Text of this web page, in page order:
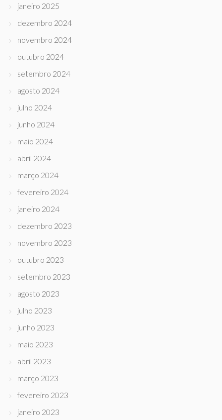
janeiro 2025
dezembro 2024
novembro 2024
outubro 2024
setembro 2024
agosto 2024
julho 2024
junho 2024
maio 2024
abril 2024
março 2024
fevereiro 2024
janeiro 2024
dezembro 2023
novembro 2023
outubro 2023
setembro 2023
agosto 2023
julho 2023
junho 2023
maio 2023
abril 2023
março 2023
fevereiro 2023
janeiro 2023